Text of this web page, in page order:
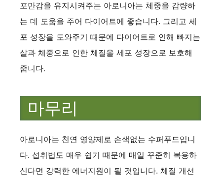
포만감을 유지시켜주는 아로니아는 체중을 감량하
는 데 도움을 주어 다이어트에 좋습니다. 그리고 세
포 성장을 도와주기 때문에 다이어트로 인해 빠지는
살과 체중으로 인한 체질을 세포 성장으로 보호해
줍니다.
마무리
아로니아는 천연 영양제로 손색없는 수퍼푸드입니
다. 섭취법도 매우 쉽기 때문에 매일 꾸준히 복용하
신다면 강력한 에너지원이 될 것입니다. 체질 개선